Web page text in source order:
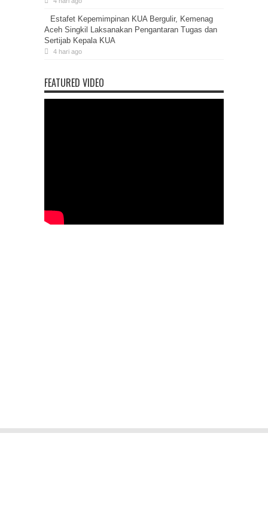
Estafet Kepemimpinan KUA Bergulir, Kemenag
Aceh Singkil Laksanakan Pengantaran Tugas dan
Sertijab Kepala KUA
4 hari ago
FEATURED VIDEO